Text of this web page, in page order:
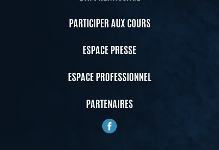
PARTICIPER AUX COURS
ESPACE PRESSE
ESPACE PROFESSIONNEL
PARTENAIRES